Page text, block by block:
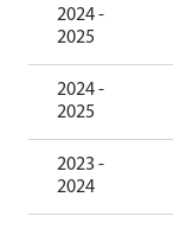
2024 -
2025
2024 -
2025
2023 -
2024